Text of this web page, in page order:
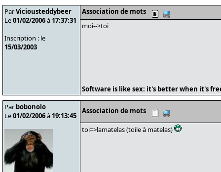
ParViciousteddybeer
Le01/02/2006à 17:37:31
Inscription : le
15/03/2003
Association de mots
moi-->toi
Software is like sex: it's better when it's
Par bobonolo
Le01/02/2006à 19:13:45
Association de mots
toi=>lamatelas (toile à matelas)